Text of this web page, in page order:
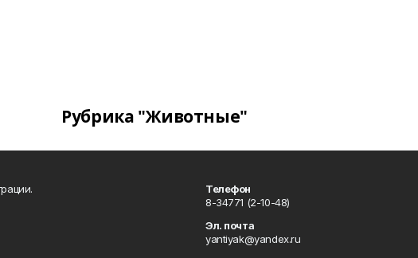
Рубрика "Животные"
Телефон
8-34771 (2-10-48)
Эл. почта
yantiyak@yandex.ru